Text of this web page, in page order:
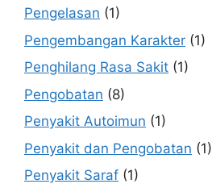
Pengelasan (1)
Pengembangan Karakter (1)
Penghilang Rasa Sakit (1)
Pengobatan (8)
Penyakit Autoimun (1)
Penyakit dan Pengobatan (1)
Penyakit Saraf (1)